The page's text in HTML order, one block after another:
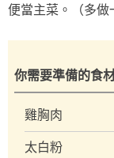
便當主菜。（多做
你需要準備的食
雞胸肉
太白粉